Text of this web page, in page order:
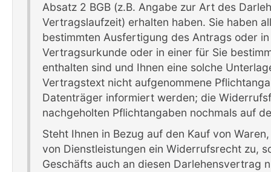
Absatz 2 BGB (z.B. Angabe zur Art des
Vertragslaufzeit) erhalten haben. Sie haben
bestimmten Ausfertigung des Antrags oder
Vertragsurkunde oder in einer für Sie
enthalten sind und Ihnen eine solche
Vertragstext nicht aufgenommene
Datenträger informiert werden; die
nachgeholten Pflichtangaben nochmals auf
Steht Ihnen in Bezug auf den Kauf von
von Dienstleistungen ein Widerrufsrecht zu,
Geschäfts auch an diesen Darlehensvertrag